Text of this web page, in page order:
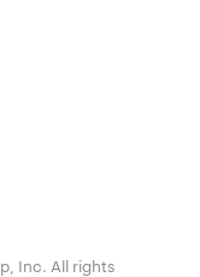
Inc. All rights